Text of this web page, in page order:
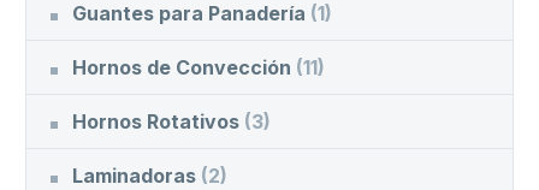
Guantes para Panadería (1)
Hornos de Convección (11)
Hornos Rotativos (3)
Laminadoras (2)